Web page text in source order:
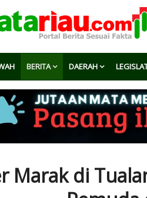
BERITA DAERAH
Marak di